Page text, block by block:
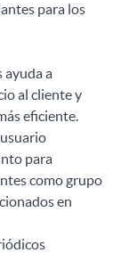
para los
ayuda a
al cliente y
eficiente.
para
como grupo
en